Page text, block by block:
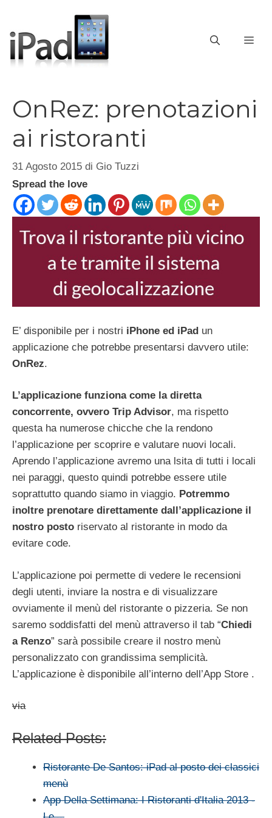
contenuto
OnRez: prenotazioni
ai ristoranti
31 Agosto 2015 di Gio Tuzzi
Spread the love
E’ disponibile per i nostri iPhone ed iPad un
applicazione che potrebbe presentarsi davvero utile:
OnRez.
L’applicazione funziona come la diretta
concorrente, ovvero Trip Advisor, ma rispetto
questa ha numerose chicche che la rendono
l’applicazione per scoprire e valutare nuovi locali.
Aprendo l’applicazione avremo una lsita di tutti i locali
nei paraggi, questo quindi potrebbe essere utile
soprattutto quando siamo in viaggio. Potremmo
inoltre prenotare direttamente dall’applicazione il
nostro posto riservato al ristorante in modo da
evitare code.
L’applicazione poi permette di vedere le recensioni
degli utenti, inviare la nostra e di visualizzare
ovviamente il menù del ristorante o pizzeria. Se non
saremo soddisfatti del menù attraverso il tab “Chiedi
a Renzo” sarà possibile creare il nostro menù
personalizzato con grandissima semplicità.
L’applicazione è disponibile all’interno dell’App Store .
via
Related Posts:
Ristorante De Santos: iPad al posto dei classici
menù
App Della Settimana: I Ristoranti d'Italia 2013 -